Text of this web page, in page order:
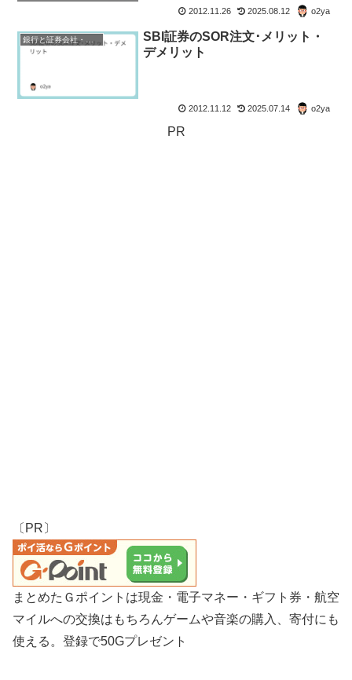
2012.11.26 2025.08.12 o2ya
銀行と証券会社・金融商品
SBI証券のSOR注文･メリット・
デメリット
2012.11.12 2025.07.14 o2ya
PR
〔PR〕
まとめたＧポイントは現金・電子マネー・ギフト券・航空
マイルへの交換はもちろんゲームや音楽の購入、寄付にも
使える。登録で50Gプレゼント